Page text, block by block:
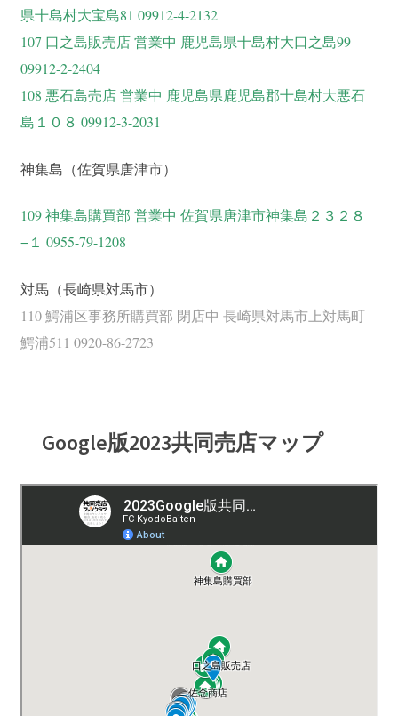
県十島村大宝島81 09912-4-2132
107 口之島販売店 営業中 鹿児島県十島村大口之島99
09912-2-2404
108 悪石島売店 営業中 鹿児島県鹿児島郡十島村大悪石
島１０８ 09912-3-2031
神集島（佐賀県唐津市）
109 神集島購買部 営業中 佐賀県唐津市神集島２３２８
−１ 0955-79-1208
対馬（長崎県対馬市）
110 鰐浦区事務所購買部 閉店中 長崎県対馬市上対馬町
鰐浦511 0920-86-2723
Google版2023共同売店マップ